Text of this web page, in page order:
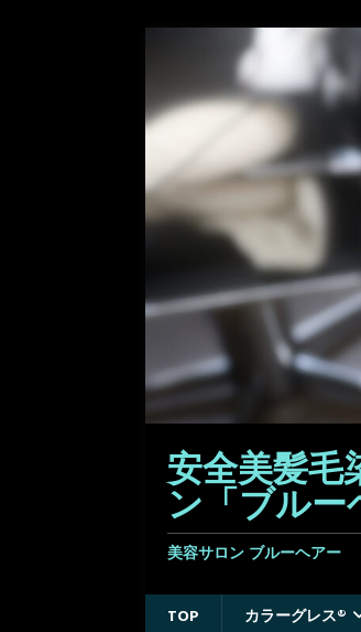
安全美髪毛
ン「ブルー
美容サロン ブルーヘアー
TOP カラーグレス®